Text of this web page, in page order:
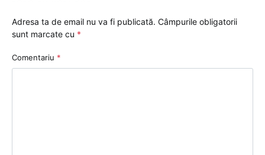
Adresa ta de email nu va fi publicată. Câmpurile obligatorii
sunt marcate cu *
Comentariu *